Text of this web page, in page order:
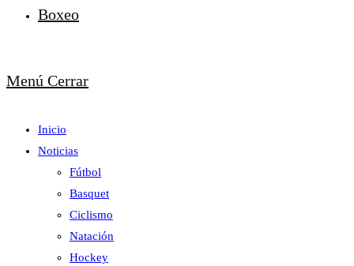
Boxeo
Menú Cerrar
Inicio
Noticias
Fútbol
Basquet
Ciclismo
Natación
Hockey